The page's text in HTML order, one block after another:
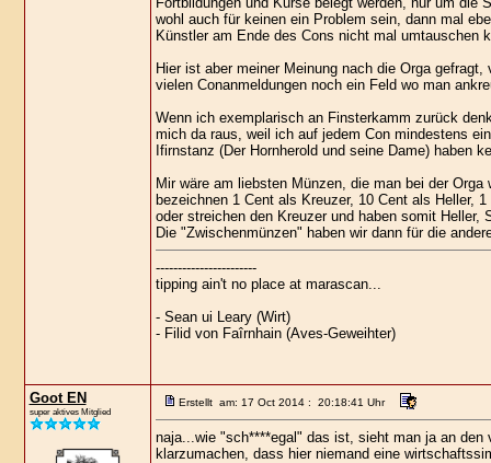
wohl auch für keinen ein Problem sein, dann mal
Künstler am Ende des Cons nicht mal umtauschen
Hier ist aber meiner Meinung nach die Orga
vielen Conanmeldungen noch ein Feld wo man
Wenn ich exemplarisch an Finsterkamm zurück
mich da raus, weil ich auf jedem Con mindestens
Ifirnstanz (Der Hornherold und seine Dame) haben
Mir wäre am liebsten Münzen, die man bei der
bezeichnen 1 Cent als Kreuzer, 10 Cent als Heller,
oder streichen den Kreuzer und haben somit Heller,
Die "Zwischenmünzen" haben wir dann für die
-----------------------
tipping ain't no place at marascan...
- Sean ui Leary (Wirt)
- Filid von Faîrnhain (Aves-Geweihter)
Goot EN
super aktives Mitglied
Erstellt am: 17 Oct 2014 : 20:18:41 Uhr
naja...wie "sch****egal" das ist, sieht man ja an
klarzumachen, dass hier niemand eine